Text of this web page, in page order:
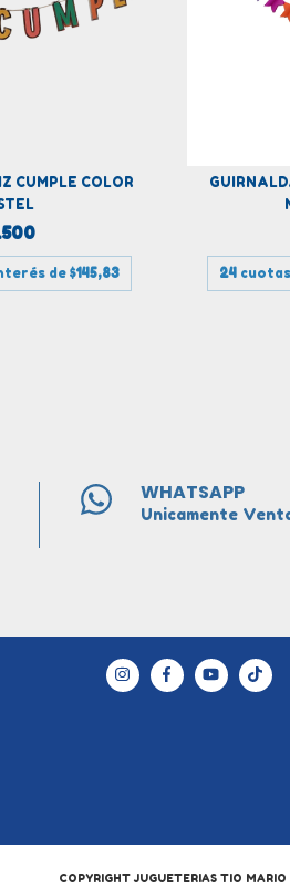
CUMPLE COLOR
de $145,83 24
WHATSAPP
Unicamente
COPYRIGHT JUGUETERIAS TIO